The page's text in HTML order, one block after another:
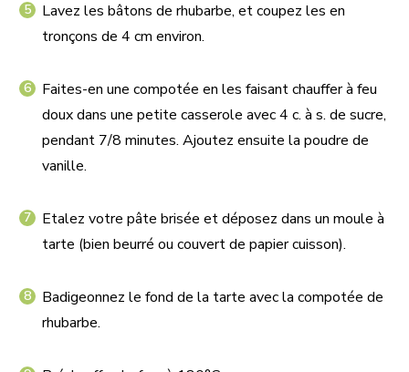
Lavez les bâtons de rhubarbe, et coupez les en
tronçons de 4 cm environ.
Faites-en une compotée en les faisant chauffer à feu
doux dans une petite casserole avec 4 c. à s. de sucre,
pendant 7/8 minutes. Ajoutez ensuite la poudre de
vanille.
Etalez votre pâte brisée et déposez dans un moule à
tarte (bien beurré ou couvert de papier cuisson).
Badigeonnez le fond de la tarte avec la compotée de
rhubarbe.